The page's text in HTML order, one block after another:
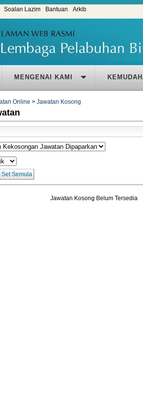
Soalan Lazim Bantuan Arkib
MENGENAI KAMI
Online > Jawatan Kosong
Set Semula
Jawatan Kosong Belum Tersedia